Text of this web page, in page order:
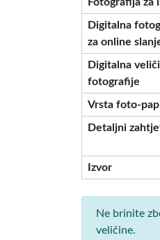
Digitalna
za online
Digitalna
fotografije
Vrsta foto-
Detaljni
Izvor
Ne brinite
veličine.